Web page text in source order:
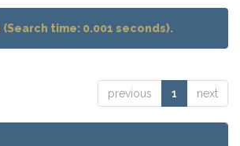
(Search time: 0.001 seconds).
previous 1 next